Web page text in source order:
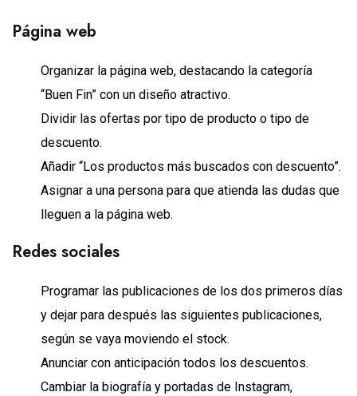
Página web
Organizar la página web, destacando la categoría
“Buen Fin” con un diseño atractivo.
Dividir las ofertas por tipo de producto o tipo de
descuento.
Añadir “Los productos más buscados con descuento”.
Asignar a una persona para que atienda las dudas que
lleguen a la página web.
Redes sociales
Programar las publicaciones de los dos primeros días
y dejar para después las siguientes publicaciones,
según se vaya moviendo el stock.
Anunciar con anticipación todos los descuentos.
Cambiar la biografía y portadas de Instagram,